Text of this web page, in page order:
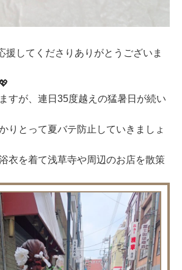
援してくださりありがとうございま
すが、連日35度越えの猛暑日が続い
りとって夏バテ防止していきましょ
衣を着て浅草寺や周辺のお店を散策